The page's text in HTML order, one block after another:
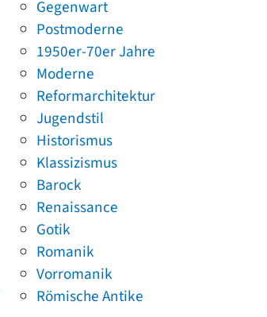
Gegenwart
Postmoderne
1950er-70er Jahre
Moderne
Reformarchitektur
Jugendstil
Historismus
Klassizismus
Barock
Renaissance
Gotik
Romanik
Vorromanik
Römische Antike